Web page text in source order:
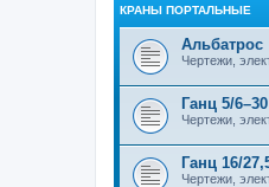
КРАНЫ ПОРТАЛЬНЫЕ
Альбатрос
Чертежи,
Ганц 5/6–30
Чертежи,
Ганц 16/
Чертежи,